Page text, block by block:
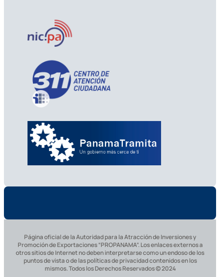
Página oficial de la Autoridad para la Atracción de Inversiones y
Promoción de Exportaciones “PROPANAMA”. Los enlaces externos a
otros sitios de Internet no deben interpretarse como un endoso de los
puntos de vista o de las políticas de privacidad contenidos en los
mismos. Todos los Derechos Reservados © 2024